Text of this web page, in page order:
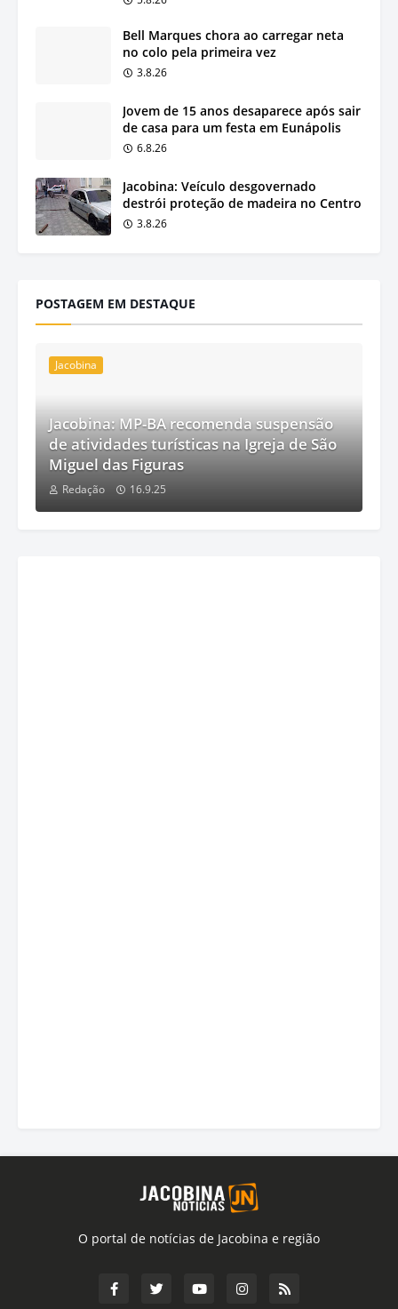
Bell Marques chora ao carregar neta
no colo pela primeira vez
3.8.26
Jovem de 15 anos desaparece após sair
de casa para um festa em Eunápolis
6.8.26
Jacobina: Veículo desgovernado
destrói proteção de madeira no Centro
3.8.26
POSTAGEM EM DESTAQUE
Jacobina
Jacobina: MP-BA recomenda suspensão
de atividades turísticas na Igreja de São
Miguel das Figuras
Redação 16.9.25
O portal de notícias de Jacobina e região